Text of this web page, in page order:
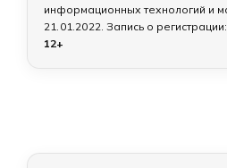
информационных технологий и
21.01.2022 . Запись о регистрации:
12+